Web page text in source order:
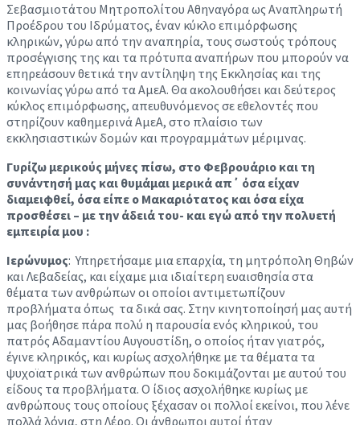
Σεβασμιοτάτου Μητροπολίτου Αθηναγόρα ως Αναπληρωτή
Προέδρου του Ιδρύματος, έναν κύκλο επιμόρφωσης
κληρικών, γύρω από την αναπηρία, τους σωστούς τρόπους
προσέγγισης της και τα πρότυπα αναπήρων που μπορούν να
επηρεάσουν θετικά την αντίληψη της Εκκλησίας και της
κοινωνίας γύρω από τα ΑμεΑ. Θα ακολουθήσει και δεύτερος
κύκλος επιμόρφωσης, απευθυνόμενος σε εθελοντές που
στηρίζουν καθημερινά ΑμεΑ, στο πλαίσιο των
εκκλησιαστικών δομών και προγραμμάτων μέριμνας.
Γυρίζω μερικούς μήνες πίσω, στο Φεβρουάριο και τη
συνάντησή μας και θυμάμαι μερικά απ΄ όσα είχαν
διαμειφθεί, όσα είπε ο Μακαριότατος και όσα είχα
προσθέσει – με την άδειά του- και εγώ από την πολυετή
εμπειρία μου :
Ιερώνυμος: Υπηρετήσαμε μια επαρχία, τη μητρόπολη Θηβών
και Λεβαδείας, και είχαμε μια ιδιαίτερη ευαισθησία στα
θέματα των ανθρώπων οι οποίοι αντιμετωπίζουν
προβλήματα όπως τα δικά σας. Στην κινητοποίησή μας αυτή
μας βοήθησε πάρα πολύ η παρουσία ενός κληρικού, του
πατρός Αδαμαντίου Αυγουστίδη, ο οποίος ήταν γιατρός,
έγινε κληρικός, και κυρίως ασχολήθηκε με τα θέματα τα
ψυχοϊατρικά των ανθρώπων που δοκιμάζονται με αυτού του
είδους τα προβλήματα. Ο ίδιος ασχολήθηκε κυρίως με
ανθρώπους τους οποίους ξέχασαν οι πολλοί εκείνοι, που λένε
πολλά λόγια, στη Λέρο. Οι άνθρωποι αυτοί ήταν